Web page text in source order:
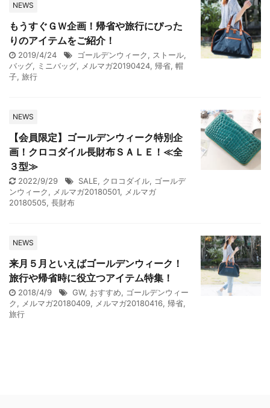
NEWS
もうすぐＧＷ企画！帰省や旅行にぴった
りのアイテムをご紹介！
2019/4/24 ゴールデンウィーク, ストール,
バッグ, ミニバッグ, メルマガ20190424, 帰省, 帽
子, 旅行
NEWS
【会員限定】ゴールデンウィーク特別企
画！クロコダイル長財布ＳＡＬＥ！≪全
３型≫
2022/9/29 SALE, クロコダイル, ゴールデ
ンウィーク, メルマガ20180501, メルマガ
20180505, 長財布
NEWS
来月５月といえばゴールデンウィーク！
旅行や帰省時に役立つアイテム特集！
2018/4/9 GW, おすすめ, ゴールデンウィー
ク, メルマガ20180409, メルマガ20180416, 帰省,
旅行